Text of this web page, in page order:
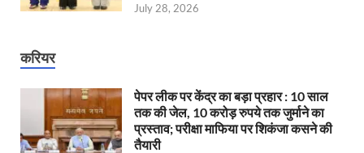
July 28, 2026
करियर
पेपर लीक पर केंद्र का बड़ा प्रहार : 10 साल
तक की जेल, 10 करोड़ रुपये तक जुर्माने का
प्रस्ताव; परीक्षा माफिया पर शिकंजा कसने की
तैयारी